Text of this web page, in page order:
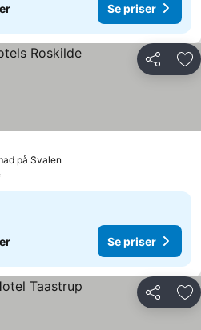
Se priser
Del
på Svalen
Se priser
Del